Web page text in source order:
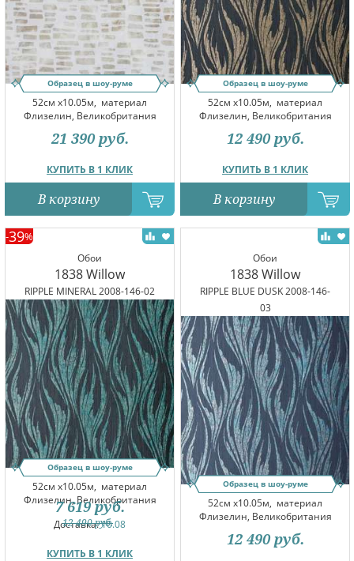
Образец в шоу-руме
52см x10.05м, материал
Флизелин, Великобритания
КУПИТЬ В 1 КЛИК
21 390 руб.
В корзину
Образец в шоу-руме
52см x10.05м, материал
Флизелин, Великобритания
КУПИТЬ В 1 КЛИК
12 490 руб.
В корзину
Обои
1838 Willow
RIPPLE MINERAL 2008-146-02
-39%
Образец в шоу-руме
52см x10.05м, материал
Флизелин, Великобритания
Доставка:10.08
КУПИТЬ В 1 КЛИК
12 490руб.
7 619 руб.
Обои
1838 Willow
RIPPLE BLUE DUSK 2008-146-
03
Образец в шоу-руме
52см x10.05м, материал
Флизелин, Великобритания
12 490 руб.